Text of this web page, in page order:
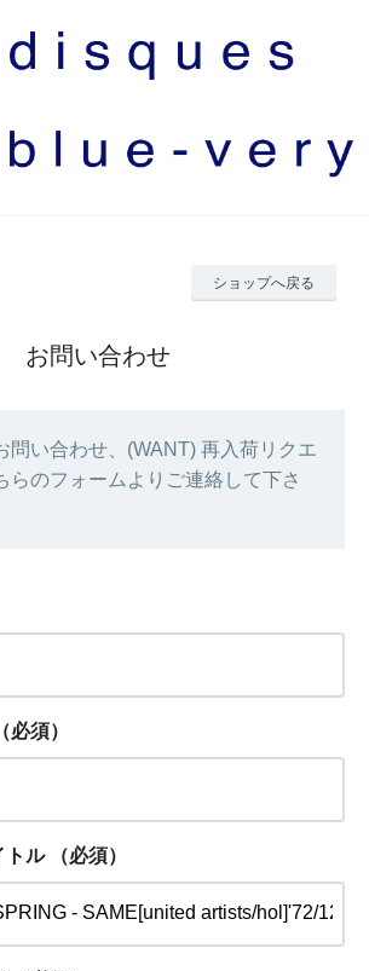
ショップへ戻る
お問い合わせ
問い合わせ、(WANT) 再入荷リクエ
らのフォームよりご連絡して下さ
（必須）
トル （必須）